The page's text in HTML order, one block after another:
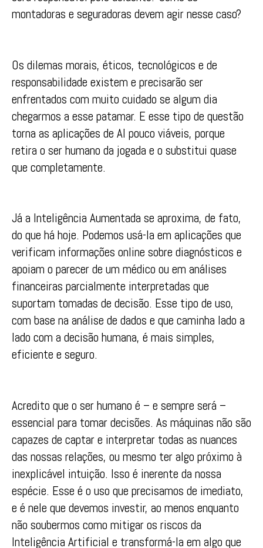
montadoras e seguradoras devem agir nesse caso?
Os dilemas morais, éticos, tecnológicos e de
responsabilidade existem e precisarão ser
enfrentados com muito cuidado se algum dia
chegarmos a esse patamar. E esse tipo de questão
torna as aplicações de AI pouco viáveis, porque
retira o ser humano da jogada e o substitui quase
que completamente.
Já a Inteligência Aumentada se aproxima, de fato,
do que há hoje. Podemos usá-la em aplicações que
verificam informações online sobre diagnósticos e
apoiam o parecer de um médico ou em análises
financeiras parcialmente interpretadas que
suportam tomadas de decisão. Esse tipo de uso,
com base na análise de dados e que caminha lado a
lado com a decisão humana, é mais simples,
eficiente e seguro.
Acredito que o ser humano é – e sempre será –
essencial para tomar decisões. As máquinas não são
capazes de captar e interpretar todas as nuances
das nossas relações, ou mesmo ter algo próximo à
inexplicável intuição. Isso é inerente da nossa
espécie. Esse é o uso que precisamos de imediato,
e é nele que devemos investir, ao menos enquanto
não soubermos como mitigar os riscos da
Inteligência Artificial e transformá-la em algo que